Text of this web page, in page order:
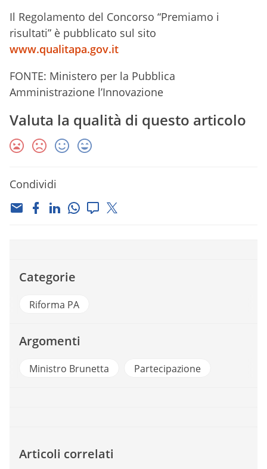
Il Regolamento del Concorso “Premiamo i
risultati” è pubblicato sul sito
www.qualitapa.gov.it
FONTE: Ministero per la Pubblica
Amministrazione l’Innovazione
Valuta la qualità di questo articolo
Condividi
Categorie
Riforma PA
Argomenti
Ministro Brunetta Partecipazione
Articoli correlati